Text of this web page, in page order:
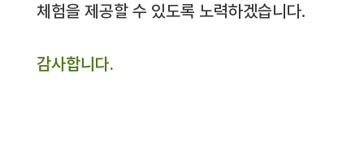
체험을 제공할 수 있도록 노력하겠습니다.
감사합니다.